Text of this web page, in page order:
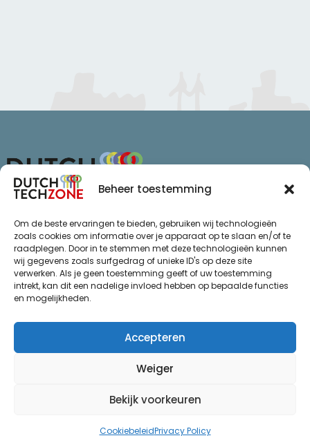
Beheer toestemming
Om de beste ervaringen te bieden, gebruiken wij technologieën
zoals cookies om informatie over je apparaat op te slaan en/of te
raadplegen. Door in te stemmen met deze technologieën kunnen
wij gegevens zoals surfgedrag of unieke ID's op deze site
verwerken. Als je geen toestemming geeft of uw toestemming
intrekt, kan dit een nadelige invloed hebben op bepaalde functies
en mogelijkheden.
Accepteren
Weiger
Bekijk voorkeuren
CookiebeleidPrivacy Policy
7811 KL Emmen
+31 (0)85 065 72 47
info@dutchtechzone.nl
Ga naar
De regio
Over ons
Thema’s
.
Algemene voorwaarden